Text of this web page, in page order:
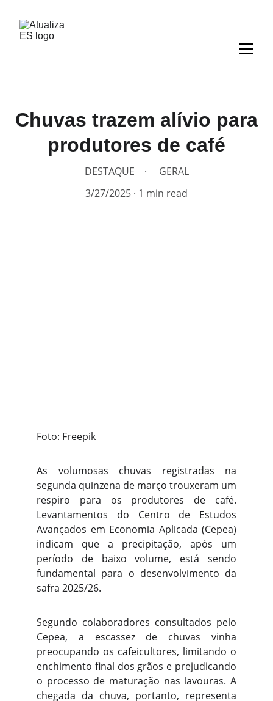
Chuvas trazem alívio para
produtores de café
DESTAQUE
GERAL
3/27/2025 1 min read
Foto: Freepik
As volumosas chuvas registradas na
segunda quinzena de março trouxeram um
respiro para os produtores de café.
Levantamentos do Centro de Estudos
Avançados em Economia Aplicada (Cepea)
indicam que a precipitação, após um
período de baixo volume, está sendo
fundamental para o desenvolvimento da
safra 2025/26.
Segundo colaboradores consultados pelo
Cepea, a escassez de chuvas vinha
preocupando os cafeicultores, limitando o
enchimento final dos grãos e prejudicando
o processo de maturação nas lavouras. A
chegada da chuva, portanto, representa